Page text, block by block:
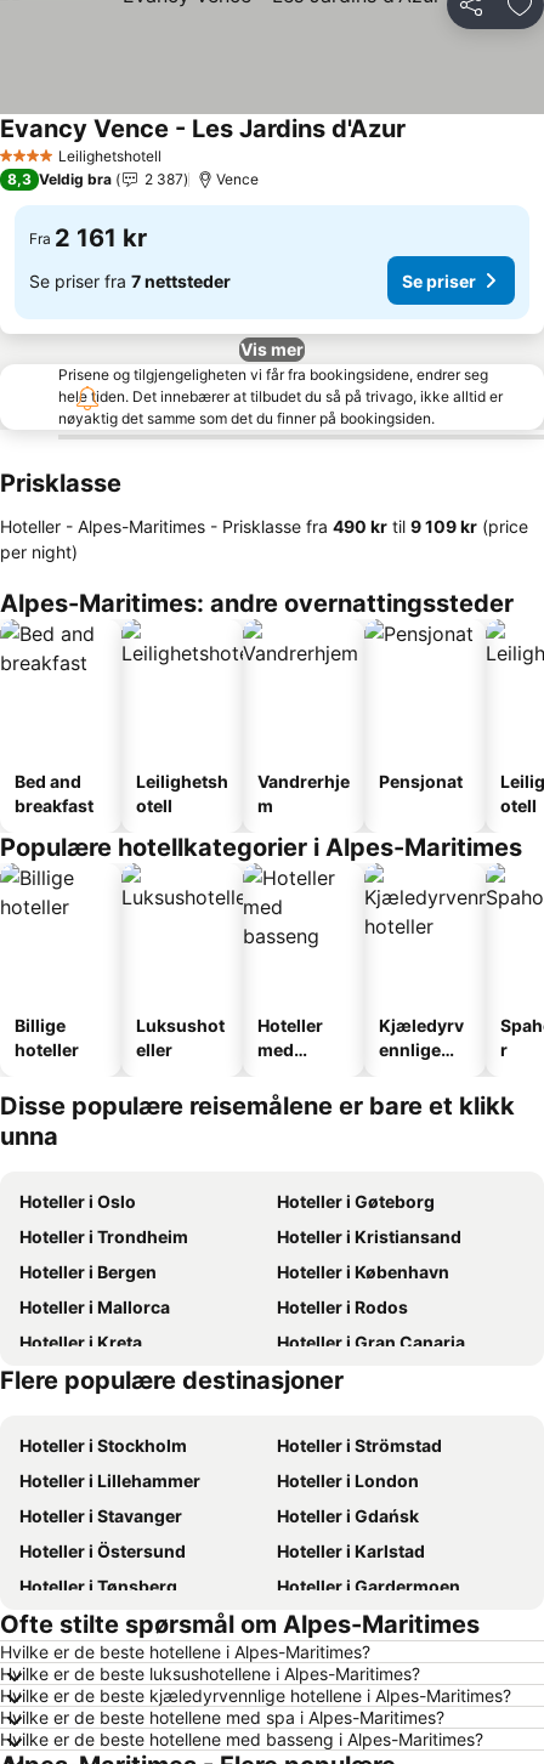
Del
4 StjernerLeilighetshotell
Evancy Vence - Les Jardins d'Azur
8,3 Veldig bra 2 387 Vence
Fra 2 161 kr
Se priser fra 7 nettsteder Se priser
Vis mer
Prisene og tilgjengeligheten vi får fra bookingsidene, endrer seg
hele tiden. Det innebærer at tilbudet du så på trivago, ikke alltid er
nøyaktig det samme som det du finner på bookingsiden.
Prisklasse
Hoteller - Alpes-Maritimes - Prisklasse fra ‎490 kr til ‎9 109 kr (price
per night)
Alpes-Maritimes: andre overnattingssteder
Bed and
breakfast
Leilighetsh
otell
Vandrerhje
m
Pensjonat
otell
Populære hotellkategorier i Alpes-Maritimes
Billige
hoteller
Luksushot
eller
Hoteller
med
Kjæledyrv
ennlige
r
Disse populære reisemålene er bare et klikk
unna
Hoteller i Oslo
Hoteller i Gøteborg
Hoteller i Trondheim
Hoteller i Kristiansand
Hoteller i Bergen
Hoteller i København
Hoteller i Mallorca
Hoteller i Rodos
Hoteller i Kreta
Hoteller i Gran Canaria
Hoteller i Sverige
Hoteller i Oslo
Flere populære destinasjoner
Hoteller i Stockholm
Hoteller i Strömstad
Hoteller i Lillehammer
Hoteller i London
Hoteller i Stavanger
Hoteller i Gdańsk
Hoteller i Östersund
Hoteller i Karlstad
Hoteller i Tønsberg
Hoteller i Gardermoen
Hoteller i Hamar
Hoteller i Bodø
Hoteller i Geilo
Hoteller i Arendal
Hoteller i Ålesund
Hoteller i Fredrikstad
Hoteller i Sandefjord
Hoteller i Aalborg
Ofte stilte spørsmål om Alpes-Maritimes
Hvilke er de beste hotellene i Alpes-Maritimes?
Hvilke er de beste luksushotellene i Alpes-Maritimes?
Hvilke er de beste kjæledyrvennlige hotellene i Alpes-Maritimes?
Hvilke er de beste hotellene med spa i Alpes-Maritimes?
Hvilke er de beste hotellene med basseng i Alpes-Maritimes?